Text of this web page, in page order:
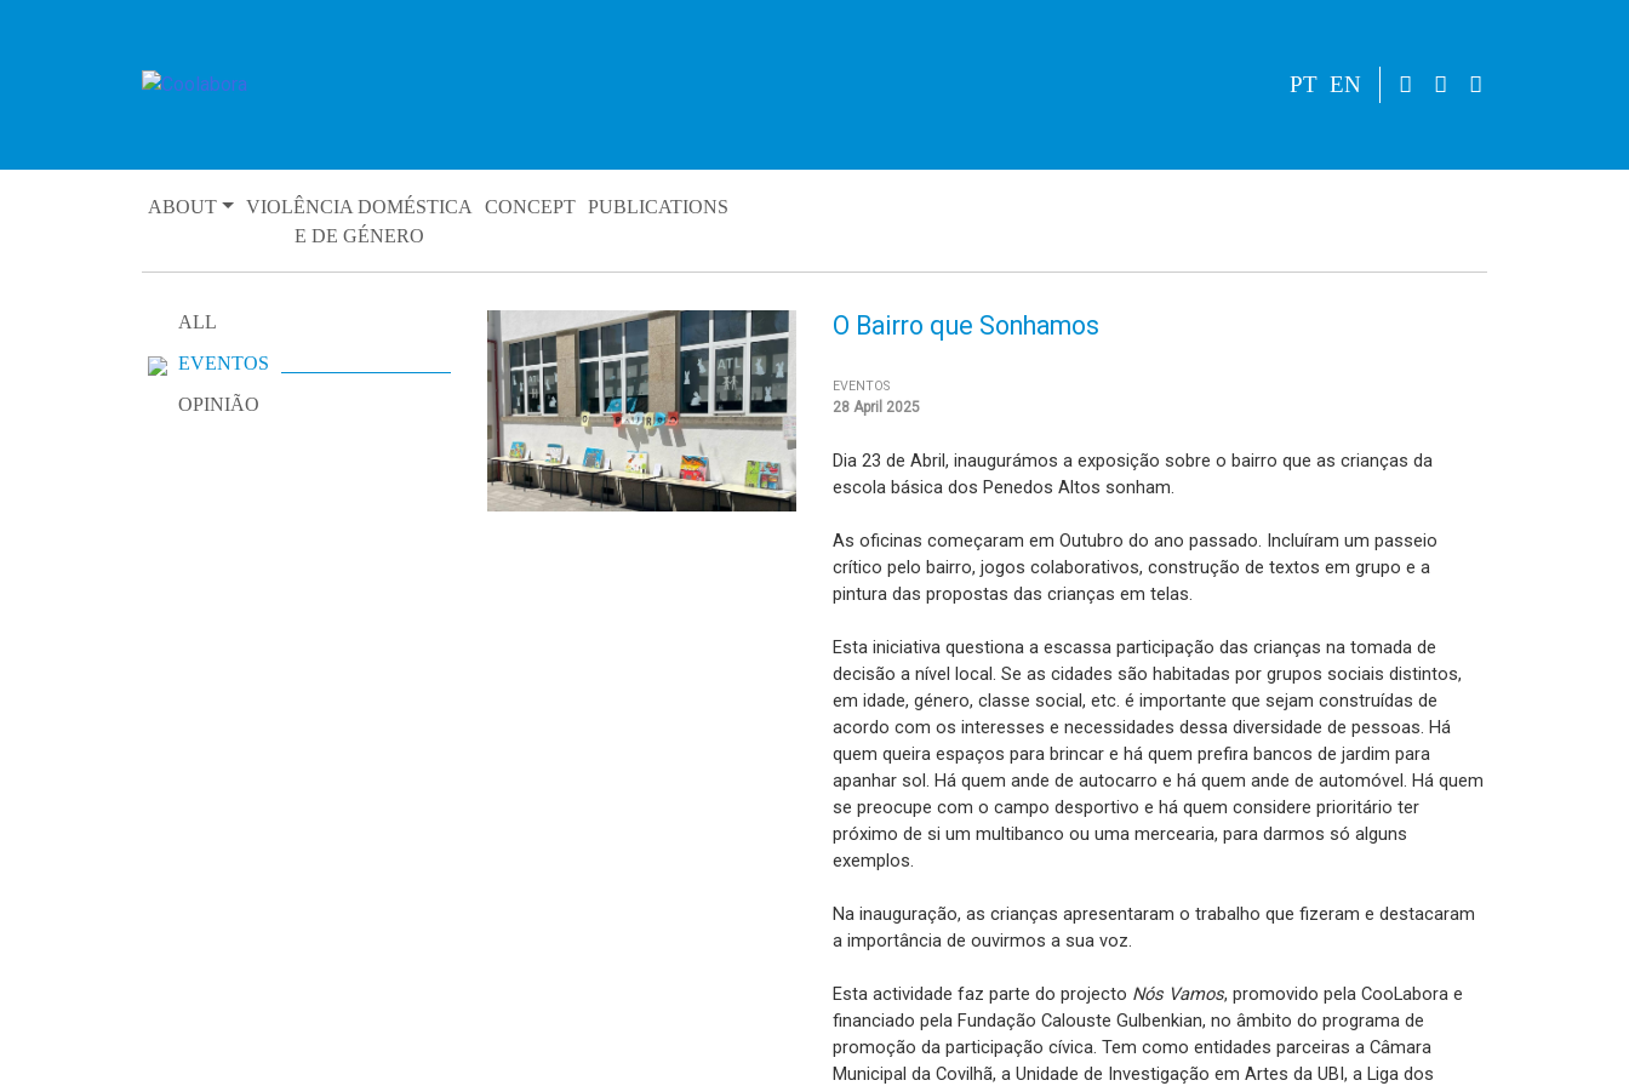
PT EN
ABOUT
VIOLÊNCIA DOMÉSTICA
E DE GÉNERO
CONCEPT PUBLICATIONS
ALL
EVENTOS
OPINIÃO
O Bairro que Sonhamos
EVENTOS
28 April 2025
Dia 23 de Abril, inaugurámos a exposição sobre o bairro que as crianças da
escola básica dos Penedos Altos sonham.
As oficinas começaram em Outubro do ano passado. Incluíram um passeio
crítico pelo bairro, jogos colaborativos, construção de textos em grupo e a
pintura das propostas das crianças em telas.
Esta iniciativa questiona a escassa participação das crianças na tomada de
decisão a nível local. Se as cidades são habitadas por grupos sociais distintos,
em idade, género, classe social, etc. é importante que sejam construídas de
acordo com os interesses e necessidades dessa diversidade de pessoas. Há
quem queira espaços para brincar e há quem prefira bancos de jardim para
apanhar sol. Há quem ande de autocarro e há quem ande de automóvel. Há quem
se preocupe com o campo desportivo e há quem considere prioritário ter
próximo de si um multibanco ou uma mercearia, para darmos só alguns
exemplos.
Na inauguração, as crianças apresentaram o trabalho que fizeram e destacaram
a importância de ouvirmos a sua voz.
Esta actividade faz parte do projecto Nós Vamos, promovido pela CooLabora e
financiado pela Fundação Calouste Gulbenkian, no âmbito do programa de
promoção da participação cívica. Tem como entidades parceiras a Câmara
Municipal da Covilhã, a Unidade de Investigação em Artes da UBI, a Liga dos